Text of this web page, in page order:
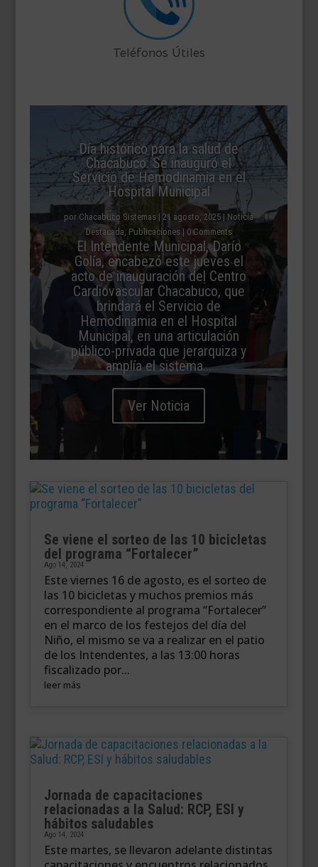
Teléfonos Útiles
Día histórico para la salud de
Chacabuco: Se inauguró el
Servicio de Hemodinamia en el
Hospital Municipal
por Chacabuco Sistemas | 21 agosto, 2025 | Noticia
Destacada Publicaciones| 0 Comments
El Intendente Municipal, Darío
Golía, encabezó este jueves el
acto de inauguración del Centro
Cardiovascular Chacabuco, que
brindará el Servicio de
Hemodinamia en el Hospital
Municipal, en una articulación
público-privada que jerarquiza y
amplía el sistema...
Ver Noticia
Se viene el sorteo de las 10 bicicletas
del programa “Fortalecer”
Ago 14, 2024
Este viernes 16 de agosto, es el sorteo de
las 10 bicicletas y muchos premios más
correspondiente al programa “Fortalecer”
en el marco de los festejos del día del
Niño, el mismo se va a realizar en el patio
de los Intendentes, a las 13:00 horas
fiscalizado por...
leer más
Jornada de capacitaciones
relacionadas a la Salud: RCP, ESI y
hábitos saludables
Ago 14, 2024
Este martes, se llevaron adelante distintas